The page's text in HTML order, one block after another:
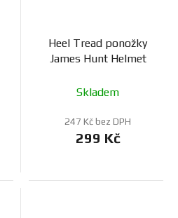
Heel Tread ponožky
James Hunt Helmet
Skladem
247 Kč bez DPH
299 Kč